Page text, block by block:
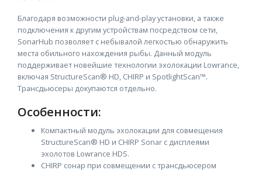
Благодаря возможности plug-and-play установки, а также
подключения к другим устройствам посредством сети,
SonarHub позволяет с небывалой легкостью обнаружить
места обильного нахождения рыбы. Данный модуль
поддерживает новейшие технологии эхолокации Lowrance,
включая StructureScan® HD, CHIRP и SpotlightScan™.
Трансдьюсеры докупаются отдельно.
Особенности:
Компактный модуль эхолокации для совмещения
StructureScan® HD и CHIRP Sonar с дисплеями
эхолотов Lowrance HDS.
CHIRP сонар при совмещении с трансдьюсером